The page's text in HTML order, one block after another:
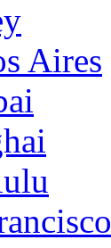
Aires